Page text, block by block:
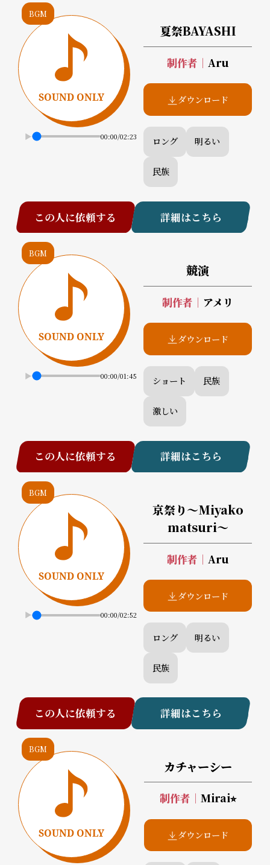
BGM
00:00/02:23
夏祭BAYASHI
制作者 ｜Aru
ダウンロード
ロング 明るい
民族
この人に依頼する 詳細はこちら
BGM
00:00/01:45
競演
制作者 ｜ アメリ
ダウンロード
ショート 民族
激しい
この人に依頼する 詳細はこちら
BGM
00:00/02:52
京祭り～Miyako
matsuri～
制作者 ｜ Aru
ダウンロード
ロング 明るい
民族
この人に依頼する 詳細はこちら
BGM
カチャーシー
制作者 ｜ Mirai⭐︎
ダウンロード